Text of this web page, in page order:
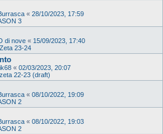
« 28/10/2023, 17:59
3
di nove « 15/09/2023, 17:40
23-24
« 02/03/2023, 20:07
22-23 (draft)
« 08/10/2022, 19:09
2
« 08/10/2022, 19:03
2